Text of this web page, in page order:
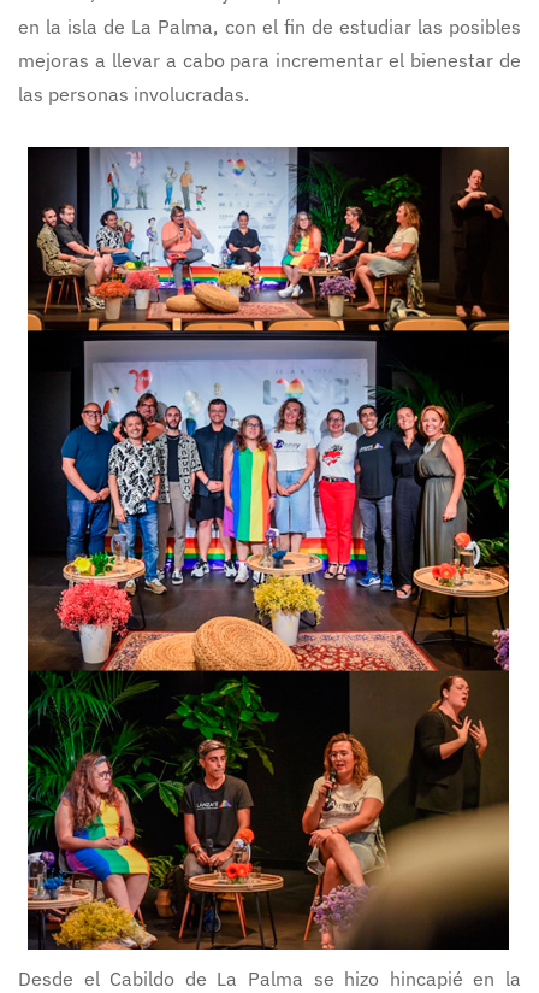
en la isla de La Palma, con el fin de estudiar las posibles
mejoras a llevar a cabo para incrementar el bienestar de
las personas involucradas.
Desde el Cabildo de La Palma se hizo hincapié en la